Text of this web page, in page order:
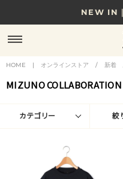
NEW IN
8/17(月)10時まで｜
贈る相手やシーンか
NEW IN｜
HOME | オンラインストア / 新着
MIZUNO COLLABORATION
カテゴリー 絞